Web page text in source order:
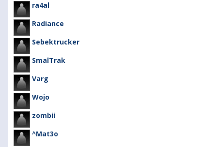
ra4al
Radiance
Sebektrucker
SmalTrak
Varg
Wojo
zombii
^Mat3o